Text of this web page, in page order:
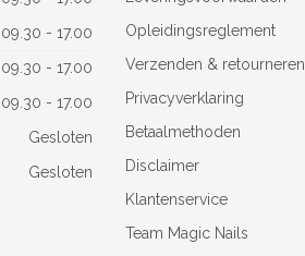
09.30 - 17.00
09.30 - 17.00
09.30 - 17.00
Gesloten
Gesloten
Opleidingsreglement
Verzenden & retourneren
Privacyverklaring
Betaalmethoden
Disclaimer
Klantenservice
Team Magic Nails